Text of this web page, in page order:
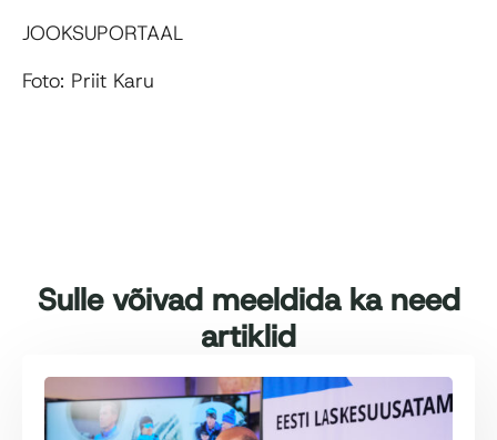
JOOKSUPORTAAL
Foto: Priit Karu
Sulle võivad meeldida ka need
artiklid